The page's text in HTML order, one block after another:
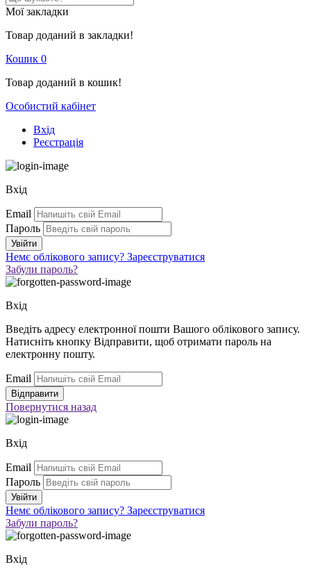
Мої закладки
Товар доданий в закладки!
Кошик 0
Товар доданий в кошик!
Особистий кабінет
Вхід
Реєстрація
Вхід
Email
Пароль
Немє облікового запису? Зареєструватися
Забули пароль?
Вхід
Введіть адресу електронної пошти Вашого облікового запису.
Натисніть кнопку Відправити, щоб отримати пароль на
електронну пошту.
Email
Повернутися назад
Вхід
Email
Пароль
Немє облікового запису? Зареєструватися
Забули пароль?
Вхід